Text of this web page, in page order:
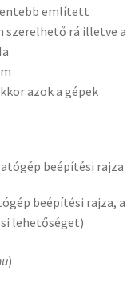
említett
rá illetve a
azok a gépek
beépítési rajza, a
lehetőséget)
)